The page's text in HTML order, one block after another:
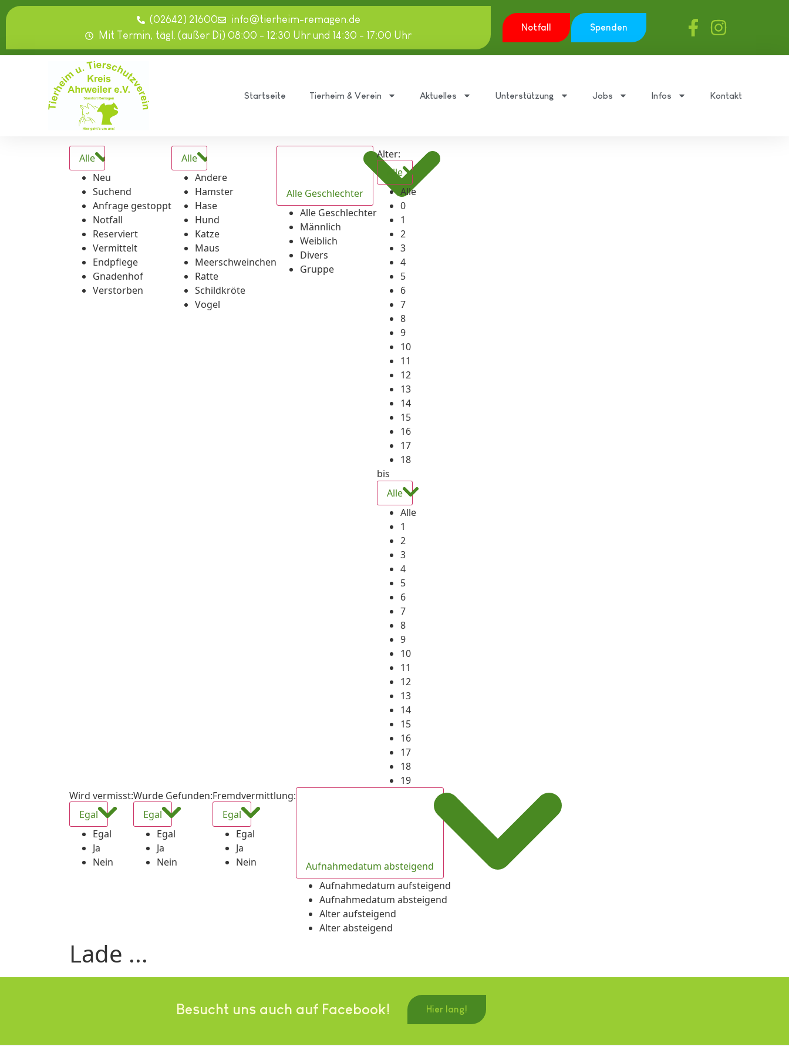
springen
(02642) 21600
info@tierheim-remagen.de
Mit Termin, tägl. (außer Di) 08:00 - 12:30 Uhr und 14:30 - 17:00 Uhr
Notfall Spenden
Startseite Tierheim & Verein Aktuelles Unterstützung Jobs Infos Kontakt
Alle
Neu
Suchend
Anfrage gestoppt
Notfall
Reserviert
Vermittelt
Endpflege
Gnadenhof
Verstorben
Alle
Andere
Hamster
Hase
Hund
Katze
Maus
Meerschweinchen
Ratte
Schildkröte
Vogel
Alle Geschlechter
Alle Geschlechter
Männlich
Weiblich
Divers
Gruppe
Alter:
Alle
Alle
0
1
2
3
4
5
6
7
8
9
10
11
12
13
14
15
16
17
18
bis
Alle
Alle
1
2
3
4
5
6
7
8
9
10
11
12
13
14
15
16
17
18
19
Wird vermisst:
Egal
Egal
Ja
Nein
Wurde Gefunden:
Egal
Egal
Ja
Nein
Fremdvermittlung:
Egal
Egal
Ja
Nein
Aufnahmedatum absteigend
Aufnahmedatum aufsteigend
Aufnahmedatum absteigend
Alter aufsteigend
Alter absteigend
Lade ...
Besucht uns auch auf Facebook! Hier lang!